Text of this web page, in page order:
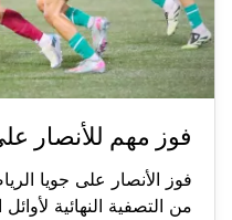
فوز مهم للأنصار
من التصفية النهائية